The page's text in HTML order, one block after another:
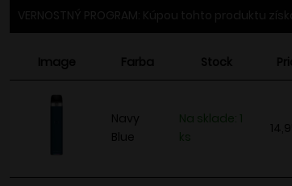
21,95 €.14,95 €.
VERNOSTNÝ PROGRAM: Kúpou tohto produktu
Image Farba Stock
Navy
Blue
Na sklade: 1
ks